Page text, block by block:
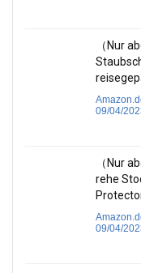
（Nur
09/04/
（Nur
rehe
09/04/